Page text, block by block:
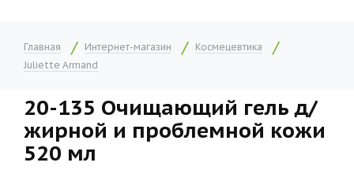
Главная Интернет-магазин
Космецевтика
Juliette Armand
20-135 Очищающий гель д/
жирной и проблемной кожи
520 мл